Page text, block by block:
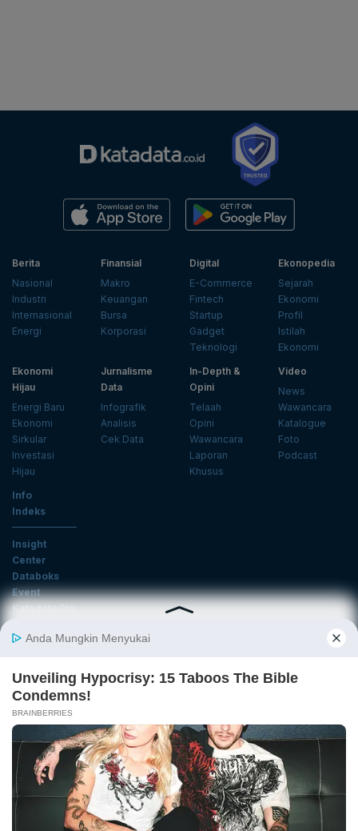
Berita
Nasional
Industri
Internasional
Energi
Finansial
Makro
Keuangan
Bursa
Korporasi
Digital
E-Commerce
Fintech
Startup
Gadget
Teknologi
Ekonopedia
Sejarah
Ekonomi
Profil
Istilah
Ekonomi
Ekonomi
Hijau
Energi Baru
Ekonomi
Sirkular
Investasi
Hijau
Jurnalisme
Data
Infografik
Analisis
Cek Data
In-Depth &
Opini
Telaah
Opini
Wawancara
Laporan
Khusus
Video
News
Wawancara
Katalogue
Foto
Podcast
Info
Indeks
Insight
Center
Databoks
Event
KatadataOto
Email
Tentang Katadata Advertising Karier
Pedoman Media Siber
Kebijakan Privasi
Disclaimer
Hubungi Kami
©2026 Katadata. Hak cipta dilindungi Undang-undang.